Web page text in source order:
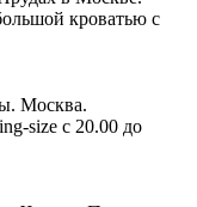
кроватью с
size с 20.00 до